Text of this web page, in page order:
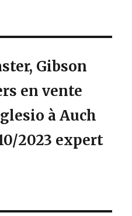
Gibson
en vente
à Auch
2023 expert